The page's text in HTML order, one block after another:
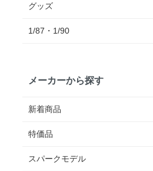
グッズ
1/87・1/90
メーカーから探す
新着商品
特価品
スパークモデル